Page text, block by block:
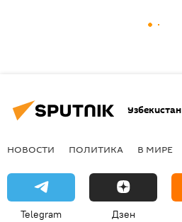
Узбекистан
НОВОСТИ ПОЛИТИКА В МИРЕ
Telegram Дзен